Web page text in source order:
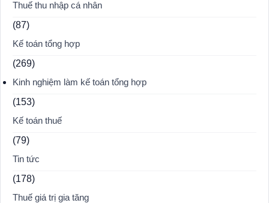
Thuế thu nhập cá nhân
(87)
Kế toán tổng hợp
(269)
Kinh nghiệm làm kế toán tổng hợp
(153)
Kế toán thuế
(79)
Tin tức
(178)
Thuế giá trị gia tăng